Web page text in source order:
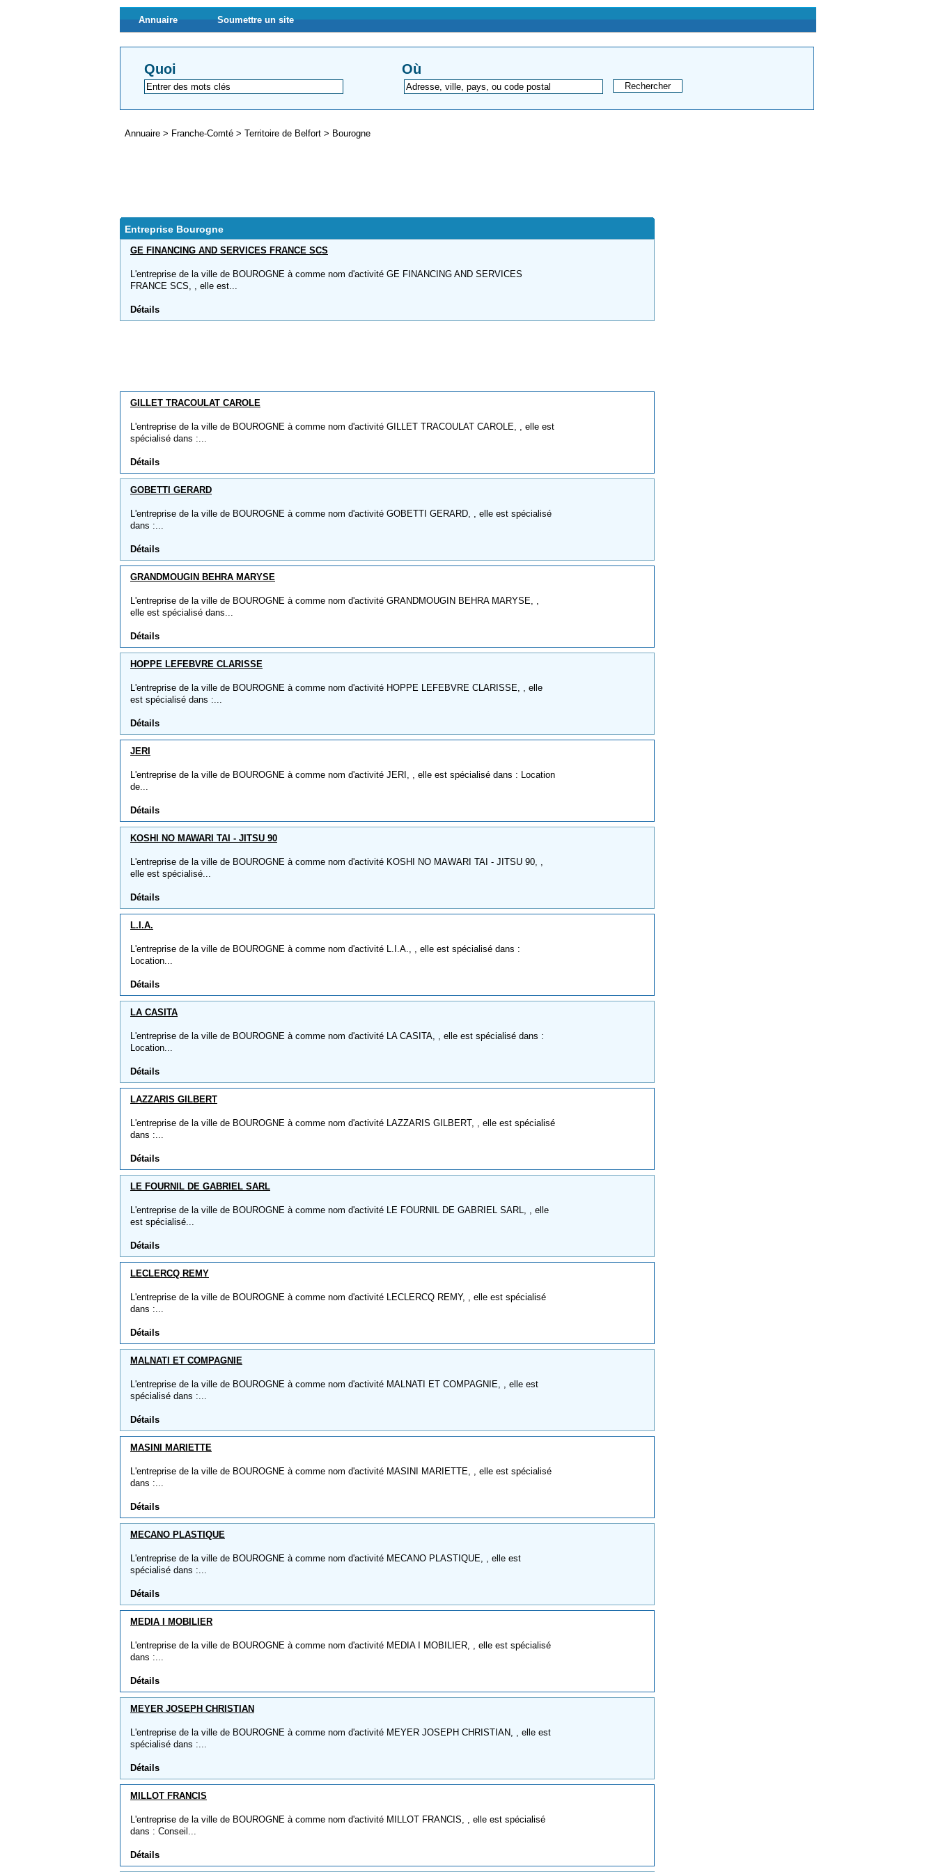
Annuaire Soumettre un site
Quoi Où
Annuaire > Franche-Comté > Territoire de Belfort > Bourogne
Entreprise Bourogne
GE FINANCING AND SERVICES FRANCE SCS
L'entreprise de la ville de BOUROGNE à comme nom d'activité GE FINANCING AND SERVICES
FRANCE SCS, , elle est...
Détails
GILLET TRACOULAT CAROLE
L'entreprise de la ville de BOUROGNE à comme nom d'activité GILLET TRACOULAT CAROLE, , elle est
spécialisé dans :...
Détails
GOBETTI GERARD
L'entreprise de la ville de BOUROGNE à comme nom d'activité GOBETTI GERARD, , elle est spécialisé
dans :...
Détails
GRANDMOUGIN BEHRA MARYSE
L'entreprise de la ville de BOUROGNE à comme nom d'activité GRANDMOUGIN BEHRA MARYSE, ,
elle est spécialisé dans...
Détails
HOPPE LEFEBVRE CLARISSE
L'entreprise de la ville de BOUROGNE à comme nom d'activité HOPPE LEFEBVRE CLARISSE, , elle
est spécialisé dans :...
Détails
JERI
L'entreprise de la ville de BOUROGNE à comme nom d'activité JERI, , elle est spécialisé dans : Location
de...
Détails
KOSHI NO MAWARI TAI - JITSU 90
L'entreprise de la ville de BOUROGNE à comme nom d'activité KOSHI NO MAWARI TAI - JITSU 90, ,
elle est spécialisé...
Détails
L.I.A.
L'entreprise de la ville de BOUROGNE à comme nom d'activité L.I.A., , elle est spécialisé dans :
Location...
Détails
LA CASITA
L'entreprise de la ville de BOUROGNE à comme nom d'activité LA CASITA, , elle est spécialisé dans :
Location...
Détails
LAZZARIS GILBERT
L'entreprise de la ville de BOUROGNE à comme nom d'activité LAZZARIS GILBERT, , elle est spécialisé
dans :...
Détails
LE FOURNIL DE GABRIEL SARL
L'entreprise de la ville de BOUROGNE à comme nom d'activité LE FOURNIL DE GABRIEL SARL, , elle
est spécialisé...
Détails
LECLERCQ REMY
L'entreprise de la ville de BOUROGNE à comme nom d'activité LECLERCQ REMY, , elle est spécialisé
dans :...
Détails
MALNATI ET COMPAGNIE
L'entreprise de la ville de BOUROGNE à comme nom d'activité MALNATI ET COMPAGNIE, , elle est
spécialisé dans :...
Détails
MASINI MARIETTE
L'entreprise de la ville de BOUROGNE à comme nom d'activité MASINI MARIETTE, , elle est spécialisé
dans :...
Détails
MECANO PLASTIQUE
L'entreprise de la ville de BOUROGNE à comme nom d'activité MECANO PLASTIQUE, , elle est
spécialisé dans :...
Détails
MEDIA I MOBILIER
L'entreprise de la ville de BOUROGNE à comme nom d'activité MEDIA I MOBILIER, , elle est spécialisé
dans :...
Détails
MEYER JOSEPH CHRISTIAN
L'entreprise de la ville de BOUROGNE à comme nom d'activité MEYER JOSEPH CHRISTIAN, , elle est
spécialisé dans :...
Détails
MILLOT FRANCIS
L'entreprise de la ville de BOUROGNE à comme nom d'activité MILLOT FRANCIS, , elle est spécialisé
dans : Conseil...
Détails